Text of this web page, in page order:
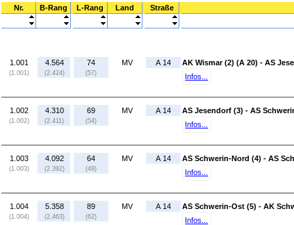
Nr. B-Rang L-Rang Land Straße
1.001
(1.001)
4.564
(2.424)
74
(57)
MV A 14
AK Wismar (2) (A 20) - AS
Infos...
1.002
(1.002)
4.310
(2.411)
69
(54)
MV A 14
AS Jesendorf (3) - AS
Infos...
1.003
(1.003)
4.092
(2.392)
64
(49)
MV A 14
AS Schwerin-Nord (4) - AS
Infos...
1.004
(1.004)
5.358
(2.463)
89
(62)
MV A 14
AS Schwerin-Ost (5) - AK
Infos...